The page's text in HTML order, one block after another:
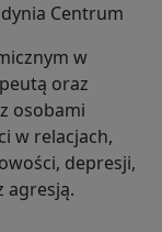
Centrum
w
oraz
osobami
w relacjach,
depresji,
agresją.